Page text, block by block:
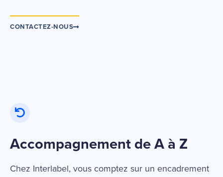
CONTACTEZ-NOUS
Accompagnement de A à Z
Chez Interlabel, vous comptez sur un encadrement